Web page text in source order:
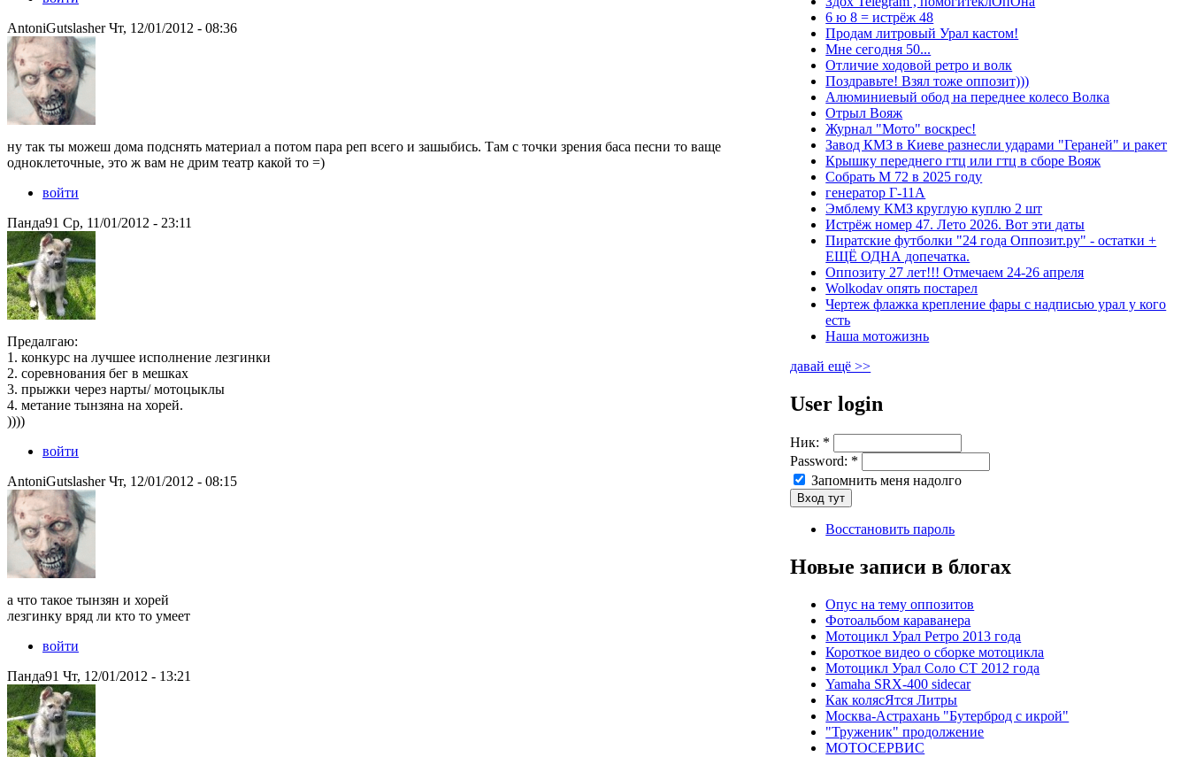
AntoniGutslasher Чт, 12/01/2012 - 08:36
ну так ты можеш дома подснять материал а потом пара реп всего и зашыбись. Там с точки зрения баса песни то ваще
одноклеточные, это ж вам не дрим театр какой то =)
войти
Панда91 Ср, 11/01/2012 - 23:11
Предалгаю:
1. конкурс на лучшее исполнение лезгинки
2. соревнования бег в мешках
3. прыжки через нарты/ мотоцыклы
4. метание тынзяна на хорей.
))))
войти
AntoniGutslasher Чт, 12/01/2012 - 08:15
а что такое тынзян и хорей
лезгинку вряд ли кто то умеет
войти
Панда91 Чт, 12/01/2012 - 13:21
6 ю 8 = истрёж 48
Продам литровый Урал кастом!
Мне сегодня 50...
Отличие ходовой ретро и волк
Поздравьте! Взял тоже оппозит)))
Алюминиевый обод на переднее колесо Волка
Отрыл Вояж
Журнал "Мото" воскрес!
Завод КМЗ в Киеве разнесли ударами "Гераней" и ракет
Крышку переднего гтц или гтц в сборе Вояж
Собрать М 72 в 2025 году
генератор Г-11А
Эмблему КМЗ круглую куплю 2 шт
Истрёж номер 47. Лето 2026. Вот эти даты
Пиратские футболки "24 года Оппозит.ру" - остатки +
ЕЩЁ ОДНА допечатка.
Оппозиту 27 лет!!! Отмечаем 24-26 апреля
Wolkodav опять постарел
Чертеж флажка крепление фары с надписью урал у кого
есть
Наша мотожизнь
давай ещё >>
User login
Ник: *
Password: *
Запомнить меня надолго
Восстановить пароль
Новые записи в блогах
Опус на тему оппозитов
Фотоальбом караванера
Мотоцикл Урал Ретро 2013 года
Короткое видео о сборке мотоцикла
Мотоцикл Урал Соло СТ 2012 года
Yamaha SRX-400 sidecar
Как колясЯтся Литры
Москва-Астрахань "Бутерброд с икрой"
"Труженик" продолжение
МОТОСЕРВИС